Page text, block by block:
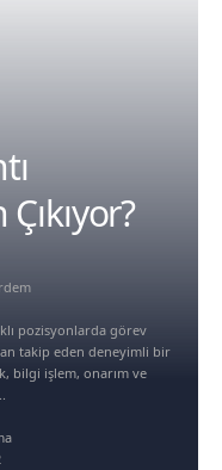
pozisyonlarda görev
takip eden deneyimli bir
bilgi işlem, onarım ve